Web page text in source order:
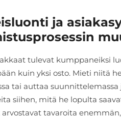
ja
tulevat kumppaneiksi
kuin yksi osto. Mieti niitä
tai auttaa
siihen, mitä he lopulta
tavaroita